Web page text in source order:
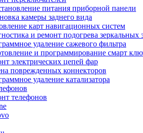
питания приборной панели
камеры заднего вида
карт навигационных систем
и ремонт подогрева зеркальных
удаление сажевого фильтра
и программирование смарт
электрических цепей фар
поврежденных коннекторов
удаление катализатора
телефонов